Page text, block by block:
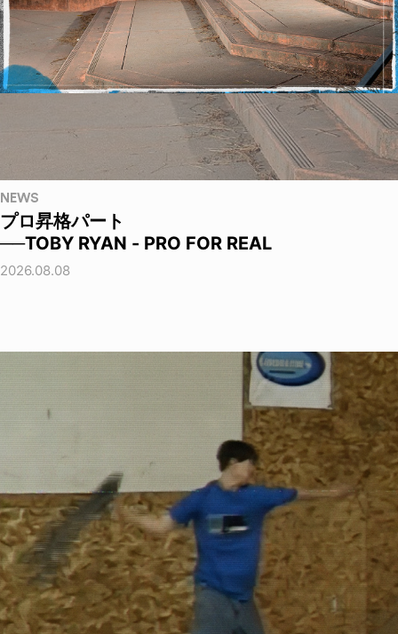
NEWS
プロ昇格パート
──TOBY RYAN - PRO FOR REAL
2026.08.08